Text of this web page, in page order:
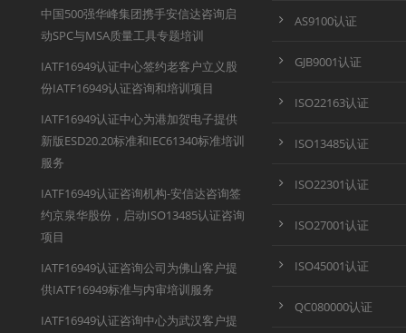
中国500强华峰集团携手安信达咨询启
动SPC与MSA质量工具专题培训
IATF16949认证中心签约老客户立义股
份IATF16949认证咨询和培训项目
IATF16949认证中心为港加贺电子提供
新版ESD20.20标准和IEC61340标准培训
服务
IATF16949认证咨询机构-安信达咨询签
约京泉华股份，启动ISO13485认证咨询
项目
IATF16949认证咨询公司为佛山客户提
供IATF16949标准与内审培训服务
IATF16949认证咨询中心为武汉客户提
AS9100认证
GJB9001认证
ISO22163认证
ISO13485认证
ISO22301认证
ISO27001认证
ISO45001认证
QC080000认证